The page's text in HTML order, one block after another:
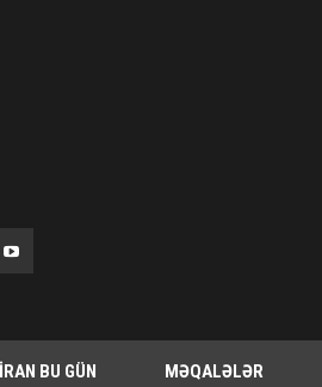
İRAN BU GÜN MƏQALƏLƏR